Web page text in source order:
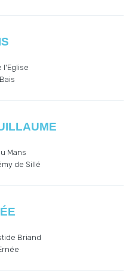
l'Eglise
Bais
Mans
de Sillé
Briand